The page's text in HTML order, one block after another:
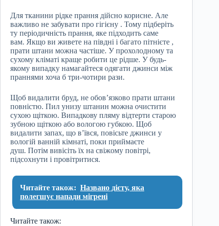
Для тканини рідке прання дійсно корисне. Але
важливо не забувати про гігієну . Тому підберіть
ту періодичність прання, яке підходить саме
вам. Якщо ви живете на півдні і багато пітнієте ,
прати штани можна частіше. У прохолодному та
сухому кліматі краще робити це рідше. У будь-
якому випадку намагайтеся одягати джинси між
праннями хоча б три-чотири рази.
Щоб видалити бруд, не обов’язково прати штани
повністю. Пил унизу штанин можна очистити
сухою щіткою. Випадкову пляму відтерти старою
зубною щіткою або вологою губкою. Щоб
видалити запах, що в’ївся, повісьте джинси у
вологій ванній кімнаті, поки приймаєте
душ. Потім вивісіть їх на свіжому повітрі,
підсохнути і провітритися.
Читайте також: Названо дієту, яка
полегшує напади мігрені
Читайте також: